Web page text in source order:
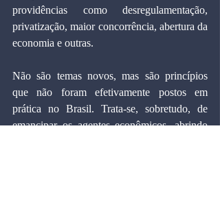
providências como desregulamentação,
privatização, maior concorrência, abertura da
economia e outras.
Não são temas novos, mas são princípios
que não foram efetivamente postos em
prática no Brasil. Trata-se, sobretudo, de
emancipar os agentes econômicos, abrindo